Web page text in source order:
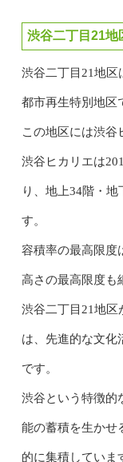
渋谷二丁目21地
渋谷二丁目21地区
都市再生特別地区
この地区には渋谷
渋谷ヒカリエは
り、地上34階・
す。
容積率の最高限度
高さの最高限度も
渋谷二丁目21地区
は、先進的な文化
です。
渋谷という特徴的
能の蓄積を生かせ
的に集積していま